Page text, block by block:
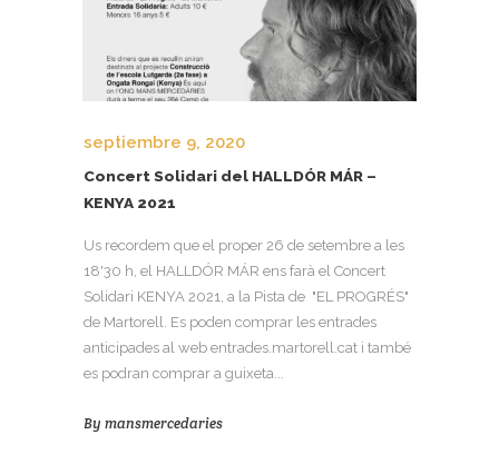
septiembre 9, 2020
Concert Solidari del HALLDÓR MÁR –
KENYA 2021
Us recordem que el proper 26 de setembre a les
18'30 h, el HALLDÓR MÁR ens farà el Concert
Solidari KENYA 2021, a la Pista de "EL PROGRÉS"
de Martorell. Es poden comprar les entrades
anticipades al web entrades.martorell.cat i també
es podran comprar a guixeta...
By mansmercedaries